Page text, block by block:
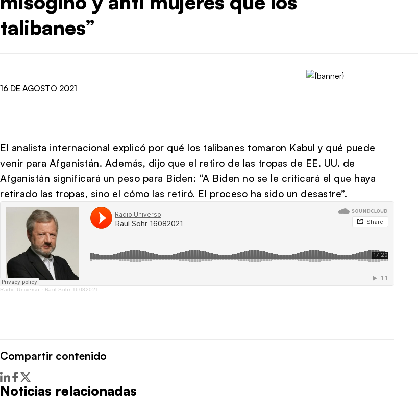
talibanes”
16 DE AGOSTO 2021
El analista internacional explicó por qué los talibanes tomaron Kabul y qué puede
venir para Afganistán. Además, dijo que el retiro de las tropas de EE. UU. de
Afganistán significará un peso para Biden: “A Biden no se le criticará el que haya
retirado las tropas, sino el cómo las retiró. El proceso ha sido un desastre”.
Radio Universo · Raul Sohr 16082021
Compartir contenido
Noticias relacionadas